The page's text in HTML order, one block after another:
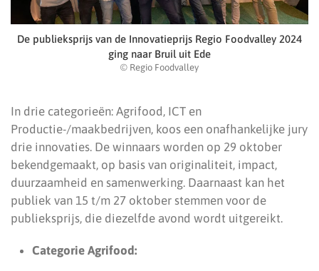
De publieksprijs van de Innovatieprijs Regio Foodvalley 2024
ging naar Bruil uit Ede
© Regio Foodvalley
In drie categorieën: Agrifood, ICT en
Productie-/maakbedrijven, koos een onafhankelijke jury
drie innovaties. De winnaars worden op 29 oktober
bekendgemaakt, op basis van originaliteit, impact,
duurzaamheid en samenwerking. Daarnaast kan het
publiek van 15 t/m 27 oktober stemmen voor de
publieksprijs, die diezelfde avond wordt uitgereikt.
Categorie Agrifood: